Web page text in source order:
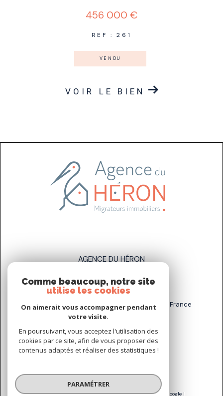
456 000 €
REF : 261
VENDU
VOIR LE BIEN
AGENCE DU HÉRON
07 83 89 58 93
sarah.stahl@agenceduheron.fr
6 bis Rue de la Grande Maison, 77890 Arville, France
NOUS SUIVRE SUR
© 2026 | Tous droits réservés | Traduction powered by Google |
Comme beaucoup, notre site
utilise les cookies
On aimerait vous accompagner pendant
votre visite.
En poursuivant, vous acceptez l'utilisation des
cookies par ce site, afin de vous proposer des
contenus adaptés et réaliser des statistiques !
PARAMÉTRER